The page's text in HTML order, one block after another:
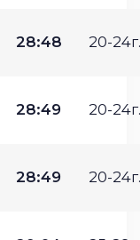
28:48 20-24г.
28:49 20-24г.
28:49 20-24г.